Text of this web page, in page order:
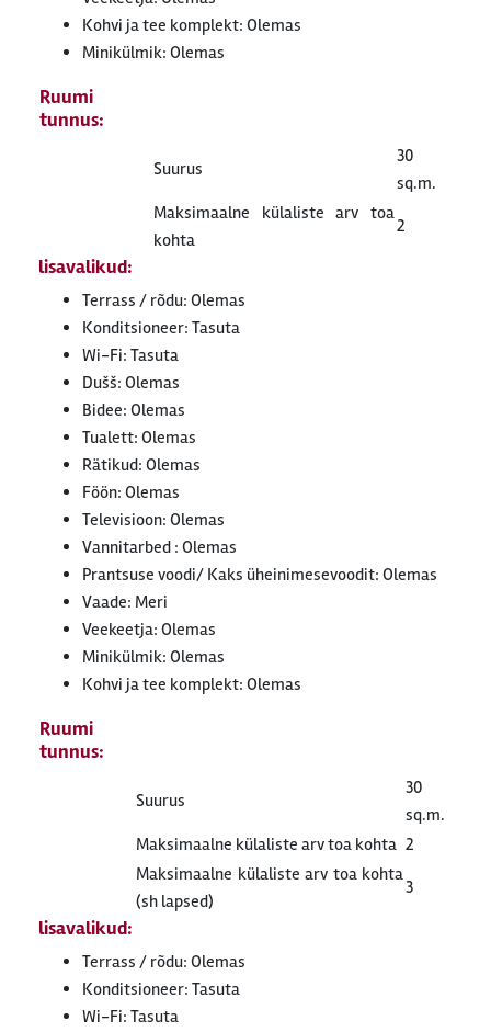
Kohvi ja tee komplekt: Olemas
Minikülmik: Olemas
Suurus
30
sq.m.
Maksimaalne külaliste arv toa
kohta
2
Ruumi
tunnus:
lisavalikud:
Terrass / rõdu: Olemas
Konditsioneer: Tasuta
Wi-Fi: Tasuta
Dušš: Olemas
Bidee: Olemas
Tualett: Olemas
Rätikud: Olemas
Föön: Olemas
Televisioon: Olemas
Vannitarbed : Olemas
Prantsuse voodi/ Kaks üheinimesevoodit: Olemas
Vaade: Meri
Veekeetja: Olemas
Minikülmik: Olemas
Kohvi ja tee komplekt: Olemas
Suurus
30
sq.m.
Maksimaalne külaliste arv toa kohta 2
Maksimaalne külaliste arv toa kohta
(sh lapsed)
3
Ruumi
tunnus:
lisavalikud:
Terrass / rõdu: Olemas
Konditsioneer: Tasuta
Wi-Fi: Tasuta